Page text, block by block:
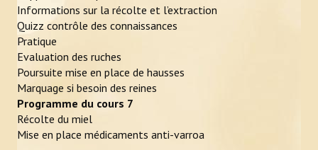
Informations sur la récolte et l’extraction
Quizz contrôle des connaissances
Pratique
Evaluation des ruches
Poursuite mise en place de hausses
Marquage si besoin des reines
Programme du cours 7
Récolte du miel
Mise en place médicaments anti-varroa